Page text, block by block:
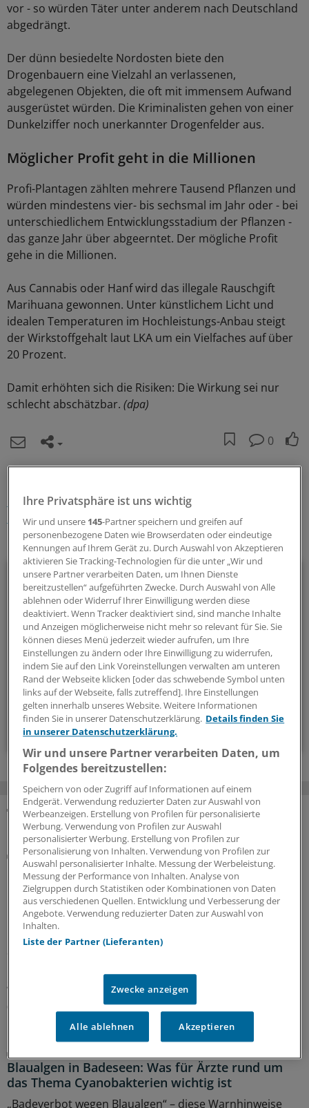
vor - so würden Täter unter anderem nach Deutschland
abgedrängt.
Der dünn besiedelte Nordosten biete den
Drogenbauern eine Vielzahl an verlassenen,
abgelegenen Objekten, die oft mit immensem Aufwand
ausgerüstet würden. Die Kriminalisten gehen von einer
Dunkelziffer noch unerkannter Drogenfelder aus.
Möglicher Profit geht in die Millionen
Profi-Plantagen zählten mehrere Tausend Pflanzen und
würden mindestens vier- bis sechsmal im Jahr oder - bei
unterschiedlichem Entwicklungsstadium der Pflanzen -
das ganze Jahr über abgeerntet. Der mögliche Profit
gehe in die Millionen.
Aus Cannabis oder Hanf wird das illegale Rauschgift
Marihuana gewonnen. Unter künstlichem Licht und
idealen Temperaturen im Hochleistungs-Anbau steigt
der Wirkstoffgehalt laut LKA um ein Vielfaches auf über
20 Prozent.
Damit erhöhten sich die Risiken: Die Wirkung sei nur
schlecht abschätzbar. (dpa)
0
Gesellschaft Suchtkrankheiten
Mecklenburg-Vorpommern
Ihr Newsletter zum Thema
Menschen & Leben
Außergewöhnliche Menschen, beeindruckende
Persönlichkeiten und Kolleginnen und Kollegen, die etwas
Neues wagen: In diesem Newsletter erzählen wir
Geschichten aus dem (Arbeits-)Leben.
vier Mal im Jahr (Mittwoch)
Zum Abonnieren bitte anmelden
MEHR ZUM THEMA
Folgen der Klimakrise
Besserer Schutz vor Hitzewellen:
Gesundheitsorganisationen veröffentlichen
Erklärung
Mehr Umsetzung, bessere Prävention und Schutz für
Risikogruppen – in einer Europa-Erklärung fordern über
80 Gesundheitsorganisationen, dass aus
06.08.2026
Blaualgen in Badeseen: Was für Ärzte rund um
das Thema Cyanobakterien wichtig ist
„Badeverbot wegen Blaualgen“ – diese Warnhinweise
Ihre Privatsphäre ist uns wichtig
Wir und unsere 145-Partner speichern und greifen auf
personenbezogene Daten wie Browserdaten oder eindeutige
Kennungen auf Ihrem Gerät zu. Durch Auswahl von Akzeptieren
aktivieren Sie Tracking-Technologien für die unter „Wir und
unsere Partner verarbeiten Daten, um Ihnen Dienste
bereitzustellen“ aufgeführten Zwecke. Durch Auswahl von Alle
ablehnen oder Widerruf Ihrer Einwilligung werden diese
deaktiviert. Wenn Tracker deaktiviert sind, sind manche Inhalte
und Anzeigen möglicherweise nicht mehr so relevant für Sie. Sie
können dieses Menü jederzeit wieder aufrufen, um Ihre
Einstellungen zu ändern oder Ihre Einwilligung zu widerrufen,
indem Sie auf den Link Voreinstellungen verwalten am unteren
Rand der Webseite klicken [oder das schwebende Symbol unten
links auf der Webseite, falls zutreffend]. Ihre Einstellungen
gelten innerhalb unseres Website. Weitere Informationen
finden Sie in unserer Datenschutzerklärung. Details finden Sie
in unserer Datenschutzerklärung.
Wir und unsere Partner verarbeiten Daten, um
Folgendes bereitzustellen:
Speichern von oder Zugriff auf Informationen auf einem
Endgerät. Verwendung reduzierter Daten zur Auswahl von
Werbeanzeigen. Erstellung von Profilen für personalisierte
Werbung. Verwendung von Profilen zur Auswahl
personalisierter Werbung. Erstellung von Profilen zur
Personalisierung von Inhalten. Verwendung von Profilen zur
Auswahl personalisierter Inhalte. Messung der Werbeleistung.
Messung der Performance von Inhalten. Analyse von
Zielgruppen durch Statistiken oder Kombinationen von Daten
aus verschiedenen Quellen. Entwicklung und Verbesserung der
Angebote. Verwendung reduzierter Daten zur Auswahl von
Inhalten.
Liste der Partner (Lieferanten)
Zwecke anzeigen
Alle ablehnen Akzeptieren